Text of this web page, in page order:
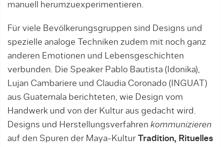
manuell herumzuexperimentieren.
Für viele Bevölkerungsgruppen sind Designs und
spezielle analoge Techniken zudem mit noch ganz
anderen Emotionen und Lebensgeschichten
verbunden. Die Speaker Pablo Bautista (Idonika),
Lujan Cambariere und Claudia Coronado (INGUAT)
aus Guatemala berichteten, wie Design vom
Handwerk und von der Kultur aus gedacht wird.
Designs und Herstellungsverfahren kommunizieren
auf den Spuren der Maya-Kultur Tradition, Rituelles